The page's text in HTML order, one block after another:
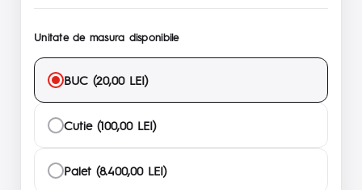
Unitate de masura disponibile
BUC (20,00 LEI)
Cutie (100,00 LEI)
Palet (8.400,00 LEI)